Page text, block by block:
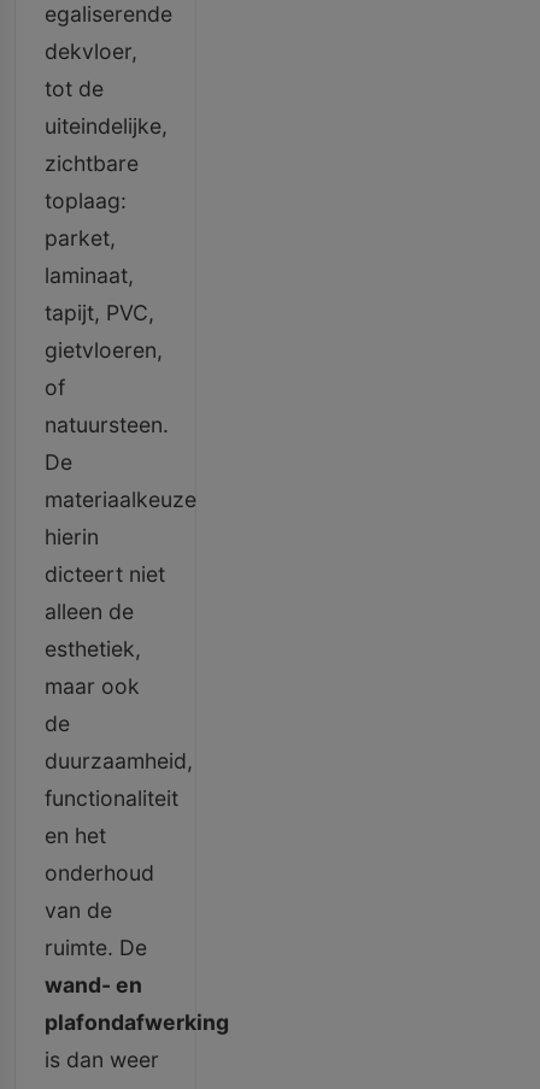
egaliserende
dekvloer,
tot de
uiteindelijke,
zichtbare
toplaag:
parket,
laminaat,
tapijt, PVC,
gietvloeren,
of
natuursteen.
De
materiaalkeuze
hierin
dicteert niet
alleen de
esthetiek,
maar ook
de
duurzaamheid,
functionaliteit
en het
onderhoud
van de
ruimte. De
wand- en
plafondafwerking
is dan weer